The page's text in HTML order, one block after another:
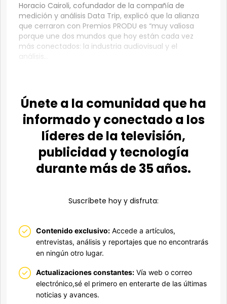
Horacio Cairoli, cofundador de la compañía de
medición y análisis Data Trip, explicó que la alianza
que cerraron con Premios PRODU es “muy valiosa
porque une dos mundos que hoy están cada vez
más conectados: la industria audiovisual y el
análisis...
Únete a la comunidad que ha
informado y conectado a los
líderes de la televisión,
publicidad y tecnología
durante más de 35 años.
Suscríbete hoy y disfruta:
Contenido exclusivo: Accede a artículos,
entrevistas, análisis y reportajes que no encontrarás
en ningún otro lugar.
Actualizaciones constantes: Vía web o correo
electrónico,sé el primero en enterarte de las últimas
noticias y avances.